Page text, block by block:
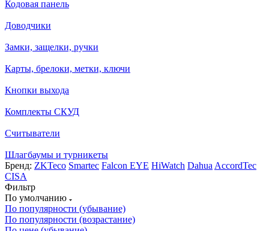
Кодовая панель
Доводчики
Замки, защелки, ручки
Карты, брелоки, метки, ключи
Кнопки выхода
Комплекты СКУД
Считыватели
Шлагбаумы и турникеты
Бренд: ZKTeco Smartec Falcon EYE HiWatch Dahua AccordTec
CISA
Фильтр
По умолчанию
По популярности (убывание)
По популярности (возрастание)